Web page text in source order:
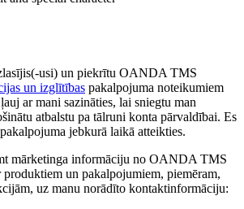
usi) un piekrītu OANDA TMS
un izglītības pakalpojuma noteikumiem
ar mani sazināties, lai sniegtu man
atbalstu pa tālruni konta pārvaldībai. Es
jebkurā laikā atteikties.
mārketinga informāciju no OANDA TMS
un pakalpojumiem, piemēram,
uz manu norādīto kontaktinformāciju: